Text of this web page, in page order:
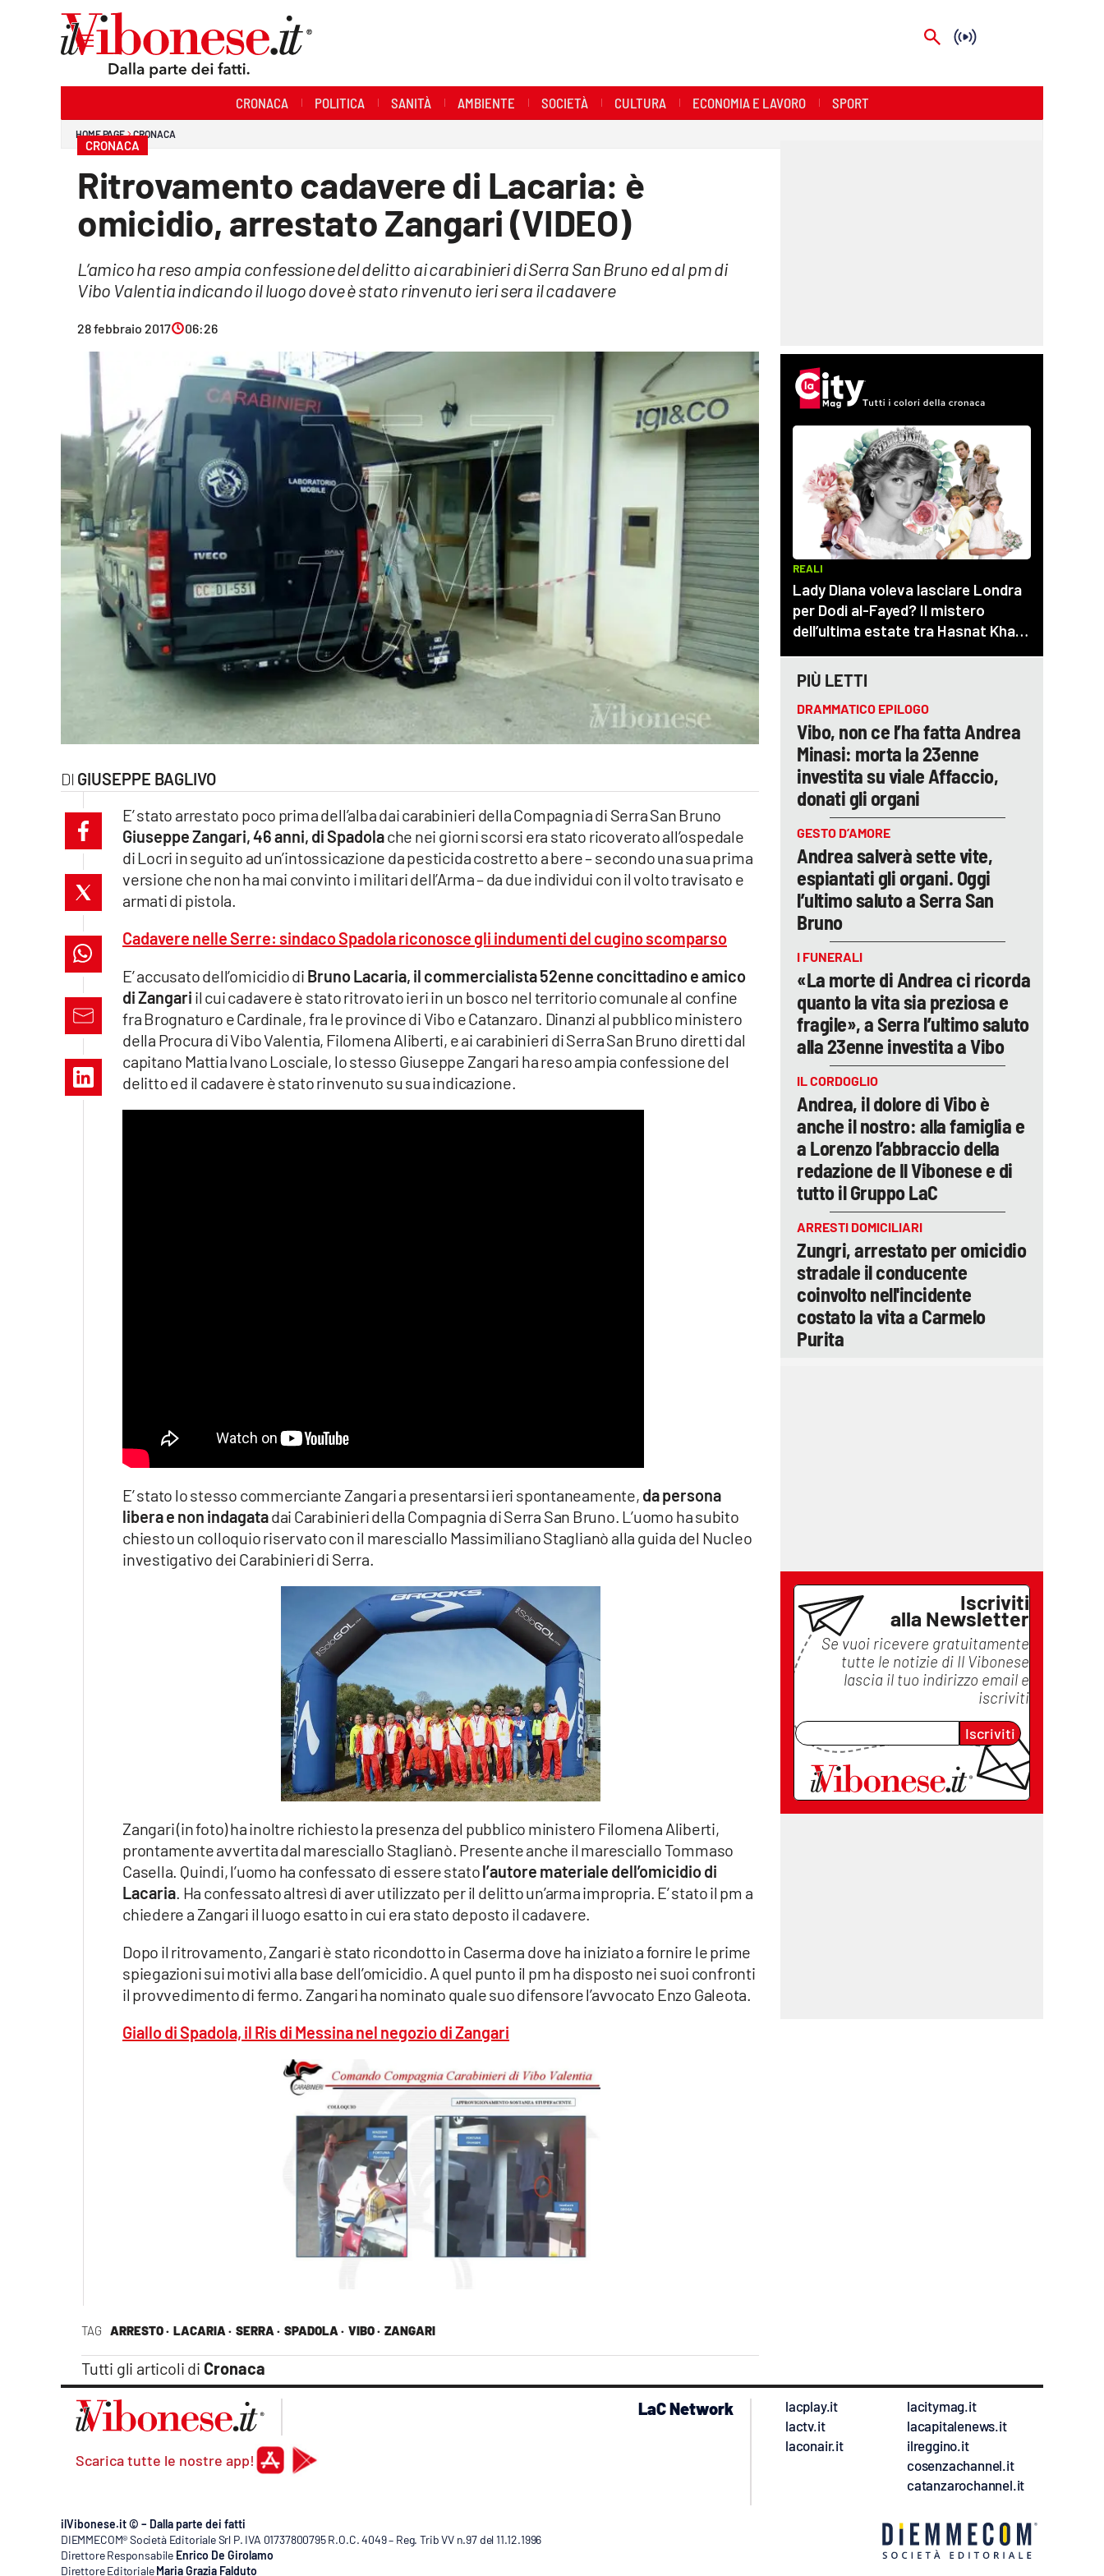
Lac Network
lacitymag.it
cosenzachannel.it
ilvibonese.it
catanzarochannel.it
lacapitalenews.it
CRONACA POLITICA SANITÀ AMBIENTE SOCIETÀ CULTURA ECONOMIA E LAVORO SPORT
HOME PAGE CRONACA
CRONACA
Ritrovamento cadavere di Lacaria: è
omicidio, arrestato Zangari (VIDEO)
L’amico ha reso ampia confessione del delitto ai carabinieri di Serra San Bruno ed al pm di
Vibo Valentia indicando il luogo dove è stato rinvenuto ieri sera il cadavere
28 febbraio 2017 06:26
GIUSEPPE BAGLIVO
TAG ARRESTO · LACARIA · SERRA · SPADOLA · VIBO · ZANGARI
Tutti gli articoli di Cronaca
E’ stato arrestato poco prima dell’alba dai carabinieri della Compagnia di Serra San Bruno
Giuseppe Zangari, 46 anni, di Spadolache nei giorni scorsi era stato ricoverato all’ospedale
di Locri in seguito ad un’intossicazione da pesticida costretto a bere – secondo una sua prima
versione che non ha mai convinto i militari dell’Arma – da due individui con il volto travisato e
armati di pistola.
Cadavere nelle Serre: sindaco Spadola riconosce gli indumenti del cugino scomparso
E’ accusato dell’omicidio di Bruno Lacaria, il commercialista 52enne concittadino e amico
di Zangari il cui cadavere è stato ritrovato ieri in un bosco nel territorio comunale al confine
fra Brognaturo e Cardinale, fra le province di Vibo e Catanzaro. Dinanzi al pubblico ministero
della Procura di Vibo Valentia, Filomena Aliberti, e ai carabinieri di Serra San Bruno diretti dal
capitano Mattia Ivano Losciale, lo stesso Giuseppe Zangari ha reso ampia confessione del
delitto ed il cadavere è stato rinvenuto su sua indicazione.
E’ stato lo stesso commerciante Zangari a presentarsi ieri spontaneamente, da persona
libera e non indagatadai Carabinieri della Compagnia di Serra San Bruno. L’uomo ha subito
chiesto un colloquio riservato con il maresciallo Massimiliano Staglianò alla guida del Nucleo
investigativo dei Carabinieri di Serra.
Zangari (in foto) ha inoltre richiesto la presenza del pubblico ministero Filomena Aliberti,
prontamente avvertita dal maresciallo Staglianò. Presente anche il maresciallo Tommaso
Casella. Quindi, l’uomo ha confessato di essere statol’autore materiale dell’omicidio di
Lacaria. Ha confessato altresì di aver utilizzato per il delitto un’arma impropria. E’ stato il pm a
chiedere a Zangari il luogo esatto in cui era stato deposto il cadavere.
Dopo il ritrovamento, Zangari è stato ricondotto in Caserma dove ha iniziato a fornire le prime
spiegazioni sui motivi alla base dell’omicidio. A quel punto il pm ha disposto nei suoi confronti
il provvedimento di fermo. Zangari ha nominato quale suo difensore l’avvocato Enzo Galeota.
Giallo di Spadola, il Ris di Messina nel negozio di Zangari
PIÙ LETTI
DRAMMATICO EPILOGO
Vibo, non ce l’ha fatta Andrea
Minasi: morta la 23enne
investita su viale Affaccio,
donati gli organi
GESTO D’AMORE
Andrea salverà sette vite,
espiantati gli organi. Oggi
l’ultimo saluto a Serra San
Bruno
I FUNERALI
«La morte di Andrea ci ricorda
quanto la vita sia preziosa e
fragile», a Serra l’ultimo saluto
alla 23enne investita a Vibo
IL CORDOGLIO
Andrea, il dolore di Vibo è
anche il nostro: alla famiglia e
a Lorenzo l’abbraccio della
redazione de Il Vibonese e di
tutto il Gruppo LaC
ARRESTI DOMICILIARI
Zungri, arrestato per omicidio
stradale il conducente
coinvolto nell'incidente
costato la vita a Carmelo
Purita
Iscriviti
alla Newsletter
Se vuoi ricevere gratuitamente
tutte le notizie di Il Vibonese
lascia il tuo indirizzo email e
iscriviti
Iscriviti
Scarica tutte le nostre app!
LaC Network
lacplay.it
lactv.it
laconair.it
lacitymag.it
lacapitalenews.it
ilreggino.it
cosenzachannel.it
catanzarochannel.it
ilVibonese.it © – Dalla parte dei fatti
DIEMMECOM® Società Editoriale Srl P. IVA 01737800795 R.O.C. 4049 – Reg. Trib VV n.97 del 11.12.1996
Direttore Responsabile Enrico De Girolamo
Direttore Editoriale Maria Grazia Falduto